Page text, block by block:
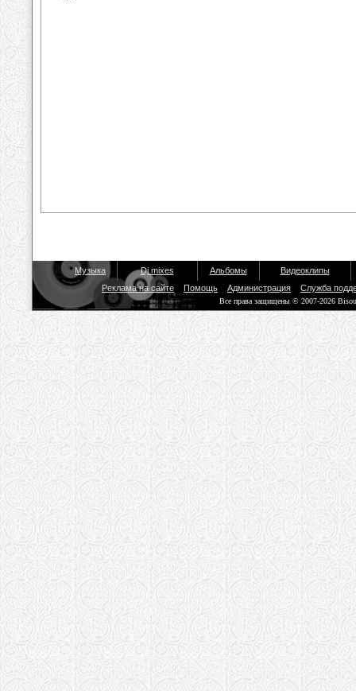
Музыка Dj mixes Альбомы
Видеоклипы
Реклама на сайте
Помощь Администрация Служба
Все права защищены © 2007-2026